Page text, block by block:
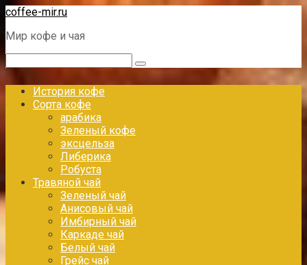
Перейти
контенту
coffee-mir.ru
Мир кофе и чая
Поиск:
История кофе
Сорта кофе
арабика
Зеленый кофе
эксцельза
Либерика
Робуста
Травяной чай
Зеленый чай
Анисовый чай
Имбирный чай
Каркаде чай
Белый чай
Грейс чай